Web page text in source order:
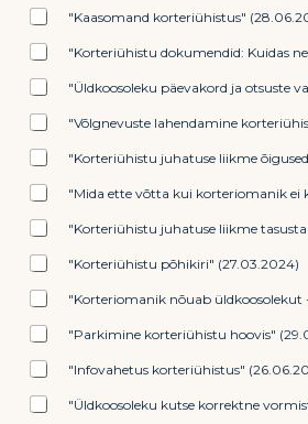
"Kaasomand korteriühistus"
"Korteriühistu dokumendid: Kuidas
"Üldkoosoleku päevakord ja otsuste
"Võlgnevuste lahendamine
"Korteriühistu juhatuse liikme
"Mida ette võtta kui korteriomanik ei
"Korteriühistu juhatuse liikme
"Korteriühistu põhikiri" (27.03.2024)
"Korteriomanik nõuab üldkoosolekut
"Parkimine korteriühistu hoovis"
"Infovahetus korteriühistus"
"Üldkoosoleku kutse korrektne